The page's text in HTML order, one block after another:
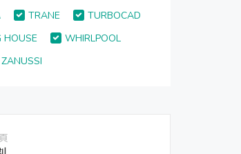
TRANE
TURBOCAD
HOUSE
WHIRLPOOL
ZANUSSI